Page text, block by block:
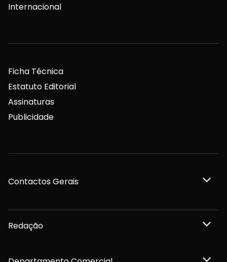
Internacional
Ficha Técnica
Estatuto Editorial
Assinaturas
Publicidade
Contactos Gerais
Redação